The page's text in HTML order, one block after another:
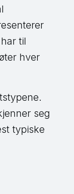
til
hver
seg
typiske